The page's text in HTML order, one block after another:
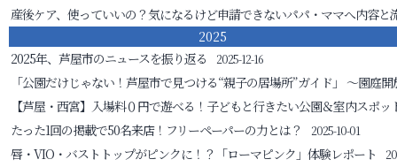
産後ケア、使っていいの？気になるけど申請できないパパ・ママへ内容と
2025
2025年、芦屋市のニュースを振り返る
2025-12-16
「公園だけじゃない！芦屋市で見つける“親子の居場所”ガイド」 ～園庭開
【芦屋・西宮】入場料０円で遊べる！子どもと行きたい公園＆室内スポ
たった1回の掲載で50名来店！フリーペーパーの力とは？
2025-10-01
唇・VIO・バストトップがピンクに！？「ローマピンク」体験レポート